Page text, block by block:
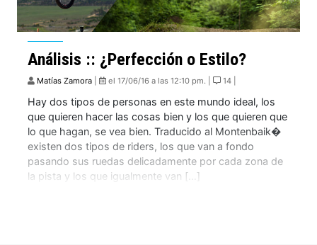
Análisis :: ¿Perfección o Estilo?
Matías Zamora el 17/06/16 a las 12:10 pm. | 14 |
Hay dos tipos de personas en este mundo ideal, los
que quieren hacer las cosas bien y los que quieren que
lo que hagan, se vea bien. Traducido al Montenbaik�
existen dos tipos de riders, los que van a fondo
pasando sus ruedas delicadamente por cada zona de
la pista y los que igualmente van […]